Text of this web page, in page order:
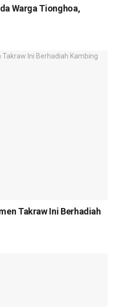
Warga Tionghoa,
Takraw Ini Berhadiah